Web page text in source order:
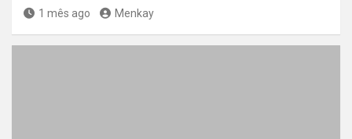
1 mês ago Menkay